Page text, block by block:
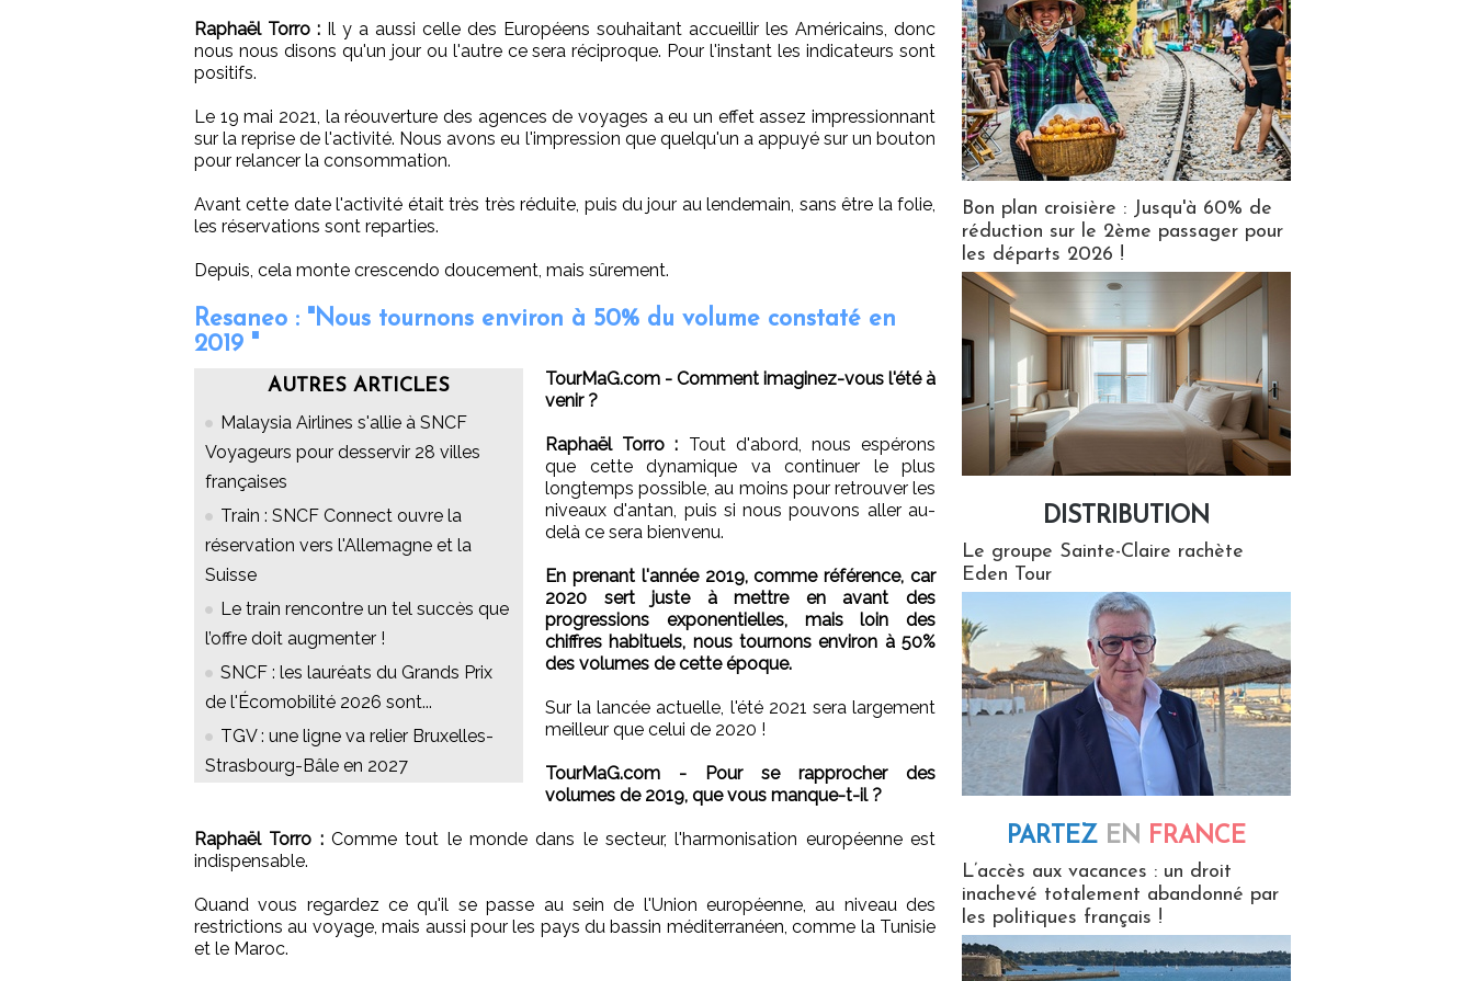
Raphaël Torro : Il y a aussi celle des Européens souhaitant accueillir les Américains, donc
nous nous disons qu'un jour ou l'autre ce sera réciproque. Pour l'instant les indicateurs sont
positifs.
Le 19 mai 2021, la réouverture des agences de voyages a eu un effet assez impressionnant
sur la reprise de l'activité. Nous avons eu l'impression que quelqu'un a appuyé sur un bouton
pour relancer la consommation.
Avant cette date l'activité était très très réduite, puis du jour au lendemain, sans être la folie,
les réservations sont reparties.
Depuis, cela monte crescendo doucement, mais sûrement.
Resaneo : "Nous tournons environ à 50% du volume constaté en
2019 "
AUTRES ARTICLES
Malaysia Airlines s'allie à SNCF
Voyageurs pour desservir 28 villes
françaises
Train : SNCF Connect ouvre la
réservation vers l'Allemagne et la
Suisse
Le train rencontre un tel succès que
l’offre doit augmenter !
SNCF : les lauréats du Grands Prix
de l'Écomobilité 2026 sont...
TGV : une ligne va relier Bruxelles-
Strasbourg-Bâle en 2027
TourMaG.com - Comment imaginez-vous l'été à
venir ?
Raphaël Torro : Tout d'abord, nous espérons
que cette dynamique va continuer le plus
longtemps possible, au moins pour retrouver les
niveaux d'antan, puis si nous pouvons aller au-
delà ce sera bienvenu.
En prenant l'année 2019, comme référence, car
2020 sert juste à mettre en avant des
progressions exponentielles, mais loin des
chiffres habituels, nous tournons environ à 50%
des volumes de cette époque.
Sur la lancée actuelle, l'été 2021 sera largement
meilleur que celui de 2020 !
TourMaG.com - Pour se rapprocher des
volumes de 2019, que vous manque-t-il ?
Raphaël Torro :Comme tout le monde dans le secteur, l'harmonisation européenne est
indispensable.
Quand vous regardez ce qu'il se passe au sein de l'Union européenne, au niveau des
restrictions au voyage, mais aussi pour les pays du bassin méditerranéen, comme la Tunisie
et le Maroc.
Bon plan croisière : Jusqu'à 60% de
réduction sur le 2ème passager pour
les départs 2026 !
DISTRIBUTION
Le groupe Sainte-Claire rachète
Eden Tour
PARTEZ EN FRANCE
L’accès aux vacances : un droit
inachevé totalement abandonné par
les politiques français !